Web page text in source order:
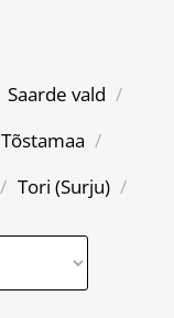
Saarde vald /
Tõstamaa /
/ Tori (Surju) /